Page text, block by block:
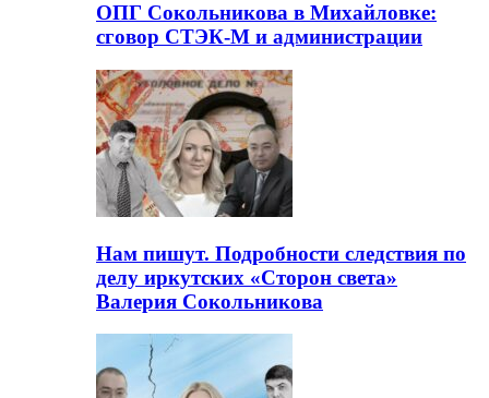
ОПГ Сокольникова в Михайловке:
сговор СТЭК-М и администрации
Нам пишут. Подробности следствия по
делу иркутских «Сторон света»
Валерия Сокольникова